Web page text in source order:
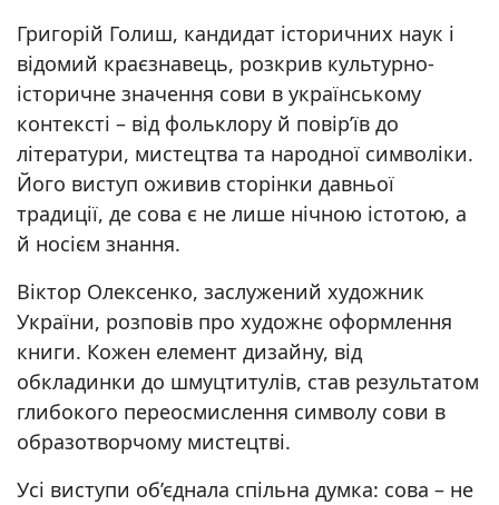
Григорій Голиш, кандидат історичних наук і
відомий краєзнавець, розкрив культурно-
історичне значення сови в українському
контексті – від фольклору й повір’їв до
літератури, мистецтва та народної символіки.
Його виступ оживив сторінки давньої
традиції, де сова є не лише нічною істотою, а
й носієм знання.
Віктор Олексенко, заслужений художник
України, розповів про художнє оформлення
книги. Кожен елемент дизайну, від
обкладинки до шмуцтитулів, став результатом
глибокого переосмислення символу сови в
образотворчому мистецтві.
Усі виступи об’єднала спільна думка: сова – не